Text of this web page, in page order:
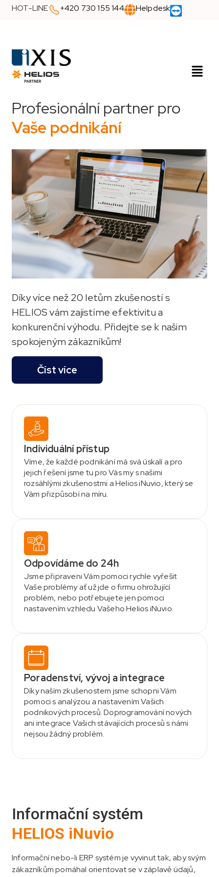
HOT-LINE +420 730 155 144 Helpdesk
Profesionální partner pro
Vaše podnikání
Díky více než 20 letům zkušeností s
HELIOS vám zajistíme efektivitu a
konkurenční výhodu. Přidejte se k našim
spokojeným zákazníkům!
Číst více
Individuální přístup
Víme, že každé podnikání má svá úskalí a pro
jejich řešení jsme tu pro Vás my s našimi
rozsáhlými zkušenostmi a Helios iNuvio, který se
Vám přizpůsobí na míru.
Odpovídáme do 24h
Jsme připraveni Vám pomoci rychle vyřešit
Vaše problémy ať už jde o firmu ohrožující
problém, nebo potřebujete jen pomoci
nastavením vzhledu Vašeho Helios iNuvio.
Poradenství, vývoj a integrace
Díky naším zkušenostem jsme schopni Vám
pomoci s analýzou a nastavením Vašich
podnikových procesů. Doprogramování nových
ani integrace Vašich stávajících procesů s námi
nejsou žádný problém.
Informační systém
HELIOS iNuvio
Informační nebo-li ERP systém je vyvinut tak, aby svým
zákazníkům pomáhal orientovat se v záplavě údajů,